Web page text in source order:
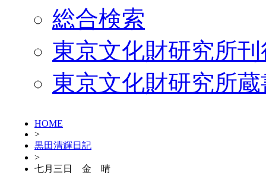
総合検索
東京文化財研究所
東京文化財研究所
HOME
>
黒田清輝日記
>
七月三日 金 晴